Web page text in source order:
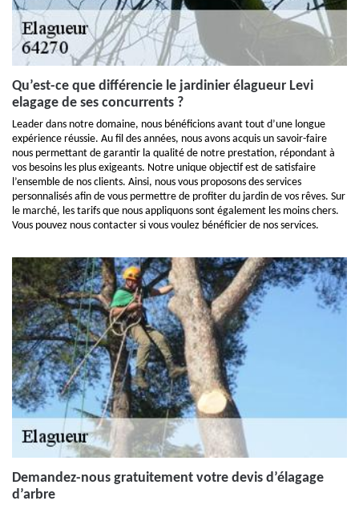
Qu’est-ce que différencie le jardinier élagueur Levi
elagage de ses concurrents ?
Leader dans notre domaine, nous bénéficions avant tout d’une longue
expérience réussie. Au fil des années, nous avons acquis un savoir-faire
nous permettant de garantir la qualité de notre prestation, répondant à
vos besoins les plus exigeants. Notre unique objectif est de satisfaire
l’ensemble de nos clients. Ainsi, nous vous proposons des services
personnalisés afin de vous permettre de profiter du jardin de vos rêves. Sur
le marché, les tarifs que nous appliquons sont également les moins chers.
Vous pouvez nous contacter si vous voulez bénéficier de nos services.
Demandez-nous gratuitement votre devis d’élagage
d’arbre